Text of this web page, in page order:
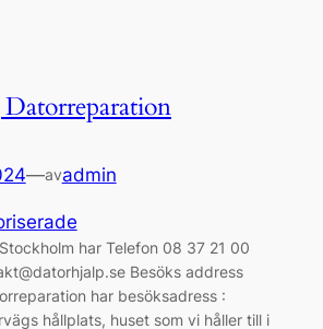
—avadmin
har Telefon 08 37 21 00
Besöks address
har besöksadress :
hållplats, huset som vi håller till i